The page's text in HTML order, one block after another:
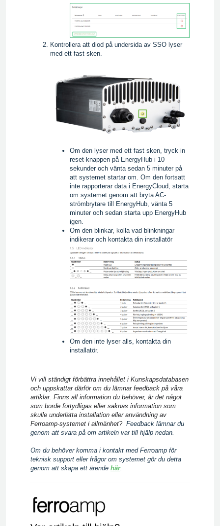
Kontrollera att diod på undersida av SSO lyser
med ett fast sken.
Om den lyser med ett fast sken, tryck in
reset-knappen på EnergyHub i 10
sekunder och vänta sedan 5 minuter på
att systemet startar om. Om den fortsatt
inte rapporterar data i EnergyCloud, starta
om systemet genom att bryta AC-
strömbrytare till EnergyHub, vänta 5
minuter och sedan starta upp EnergyHub
igen.
Om den blinkar, kolla vad blinkningar
indikerar och kontakta din installatör
Om den inte lyser alls, kontakta din
installatör.
Vi vill ständigt förbättra innehållet i Kunskapsdatabasen
och uppskattar därför om du lämnar feedback på våra
artiklar. Finns all information du behöver, är det något
som borde förtydligas eller saknas information som
skulle underlätta installation eller användning av
Ferroamp-systemet i allmänhet? Feedback lämnar du
genom att svara på om artikeln var till hjälp nedan.
Om du behöver komma i kontakt med Ferroamp för
teknisk support eller frågor om systemet gör du detta
genom att skapa ett ärende här.